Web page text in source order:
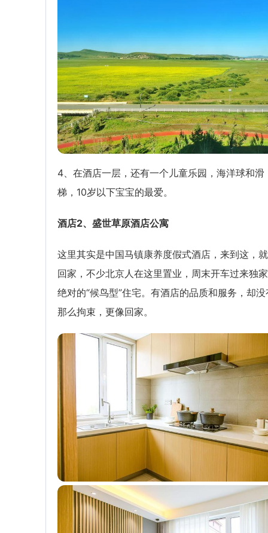
4、在酒店一层，还有一个儿童乐园，海洋球和滑
梯，10岁以下宝宝的最爱。
酒店2、盛世草原酒店公寓
这里其实是中国马镇康养度假式酒店，来到这，
回家，不少北京人在这里置业，周末开车过来独
绝对的“候鸟型”住宅。有酒店的品质和服务，却没
那么拘束，更像回家。